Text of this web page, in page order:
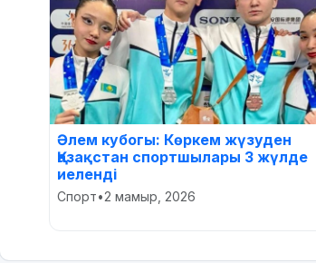
Әлем кубогы: Көркем жүзуден
Қазақстан спортшылары 3 жүлде
иеленді
Спорт•2 мамыр, 2026